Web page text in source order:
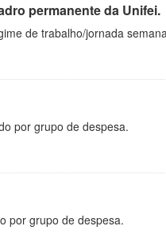
permanente da Unifei.
de trabalho/jornada
por grupo de despesa.
por grupo de despesa.